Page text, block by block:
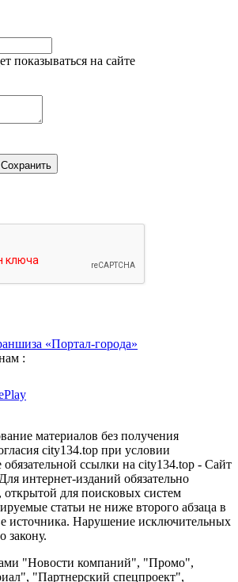
показываться на сайте
Сохранить
«Портал-города»
:
материалов без получения
city134.top при условии
обязательной ссылки на city134.top - Сайт
интернет-изданий обязательно
для поисковых систем
статьи не ниже второго абзаца в
источника. Нарушение исключительных
закону.
"Новости компаний", "Промо",
"Партнерский спецпроект",